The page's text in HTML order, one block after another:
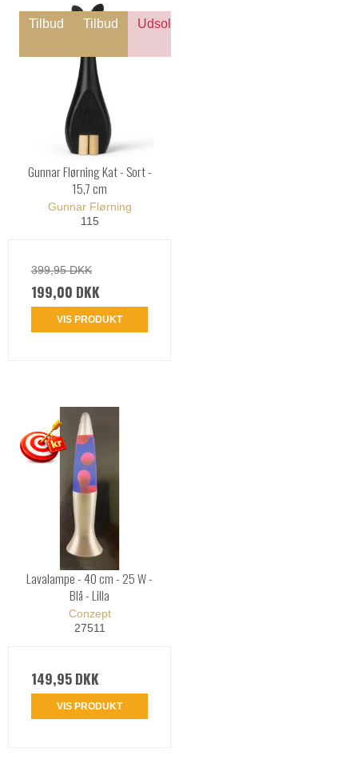
Tilbud Tilbud Udsolgt
Gunnar Flørning Kat - Sort -
15,7 cm
Gunnar Flørning
115
399,95 DKK
199,00 DKK
VIS PRODUKT
Lavalampe - 40 cm - 25 W -
Blå - Lilla
Conzept
27511
149,95 DKK
VIS PRODUKT